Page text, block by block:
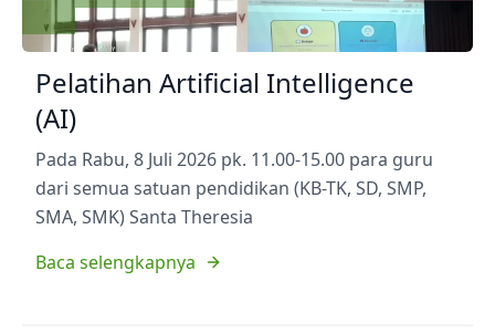
Pelatihan Artificial Intelligence
(AI)
Pada Rabu, 8 Juli 2026 pk. 11.00-15.00 para guru
dari semua satuan pendidikan (KB-TK, SD, SMP,
SMA, SMK) Santa Theresia
Baca selengkapnya